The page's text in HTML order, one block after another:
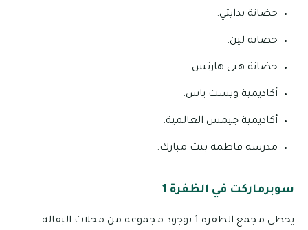
حضانة بدايتي.
حضانة لين.
حضانة هبي هارتس.
أكاديمية ويست ياس.
أكاديمية جيمس العالمية.
مدرسة فاطمة بنت مبارك.
سوبرماركت في الظفرة 1
يحظى مجمع الظفرة 1 بوجود مجموعة من محلات البقالة